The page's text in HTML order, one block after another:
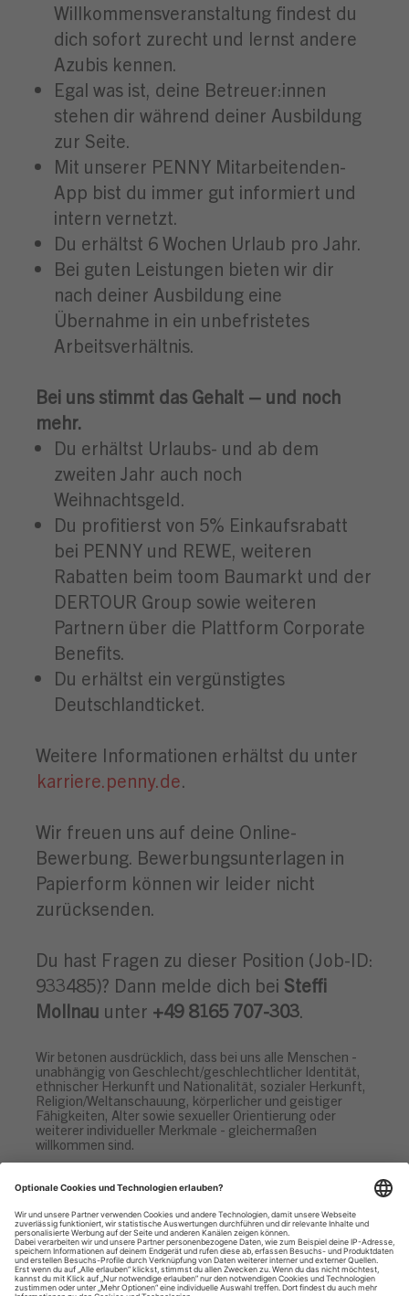
Willkommensveranstaltung findest du
dich sofort zurecht und lernst andere
Azubis kennen.
Egal was ist, deine Betreuer:innen
stehen dir während deiner Ausbildung
zur Seite.
Mit unserer PENNY Mitarbeitenden-
App bist du immer gut informiert und
intern vernetzt.
Du erhältst 6 Wochen Urlaub pro Jahr.
Bei guten Leistungen bieten wir dir
nach deiner Ausbildung eine
Übernahme in ein unbefristetes
Arbeitsverhältnis.
Bei uns stimmt das Gehalt – und noch
mehr.
Du erhältst Urlaubs- und ab dem
zweiten Jahr auch noch
Weihnachtsgeld.
Du profitierst von 5% Einkaufsrabatt
bei PENNY und REWE, weiteren
Rabatten beim toom Baumarkt und der
DERTOUR Group sowie weiteren
Partnern über die Plattform Corporate
Benefits.
Du erhältst ein vergünstigtes
Deutschlandticket.
Weitere Informationen erhältst du unter
karriere.penny.de.
Wir freuen uns auf deine Online-
Bewerbung. Bewerbungsunterlagen in
Papierform können wir leider nicht
zurücksenden.
Du hast Fragen zu dieser Position (Job-ID:
933485)? Dann melde dich bei Steffi
Mollnau unter +49 8165 707-303.
Wir betonen ausdrücklich, dass bei uns alle Menschen -
unabhängig von Geschlecht/geschlechtlicher Identität,
ethnischer Herkunft und Nationalität, sozialer Herkunft,
Religion/Weltanschauung, körperlicher und geistiger
Fähigkeiten, Alter sowie sexueller Orientierung oder
weiterer individueller Merkmale - gleichermaßen
willkommen sind.
Datenschutzhinweise